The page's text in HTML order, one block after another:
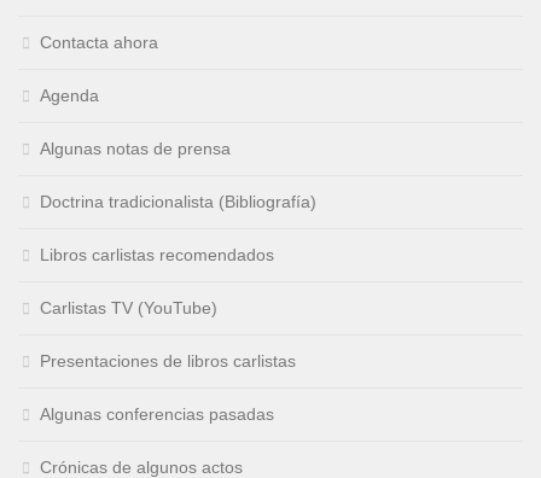
Contacta ahora
Agenda
Algunas notas de prensa
Doctrina tradicionalista (Bibliografía)
Libros carlistas recomendados
Carlistas TV (YouTube)
Presentaciones de libros carlistas
Algunas conferencias pasadas
Crónicas de algunos actos